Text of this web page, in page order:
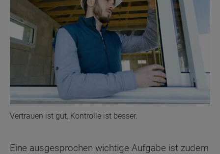
Vertrauen ist gut, Kontrolle ist besser.
Eine ausgesprochen wichtige Aufgabe ist zudem